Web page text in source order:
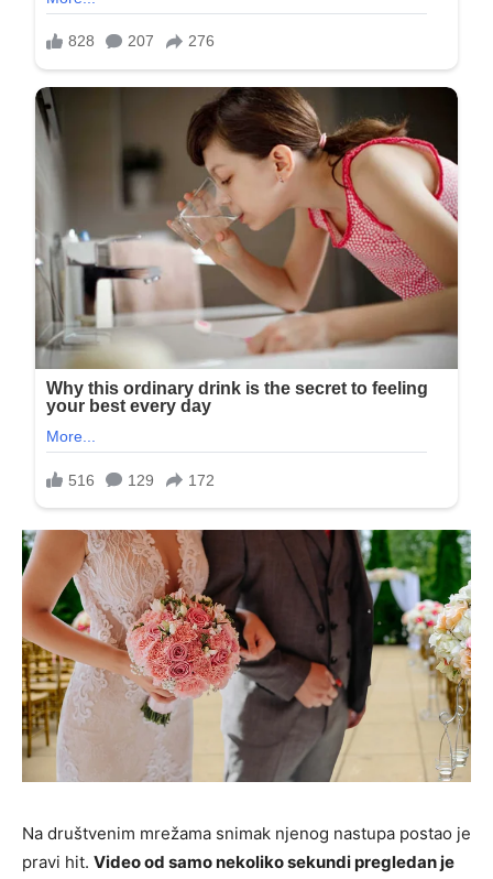
Na društvenim mrežama snimak njenog nastupa postao je
pravi hit. Video od samo nekoliko sekundi pregledan je